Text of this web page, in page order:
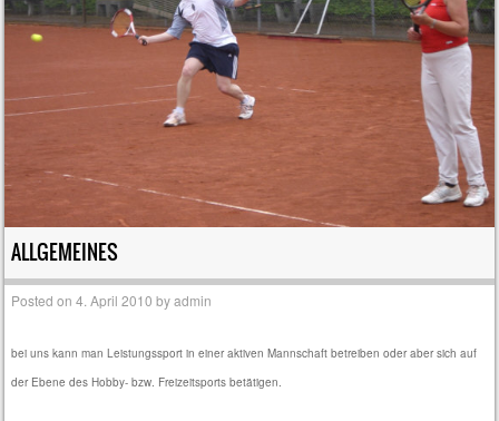
ALLGEMEINES
Posted on4. April 2010 byadmin
bei uns kann man Leistungssport in einer aktiven Mannschaft betreiben oder aber sich auf
der Ebene des Hobby- bzw. Freizeitsports betätigen.